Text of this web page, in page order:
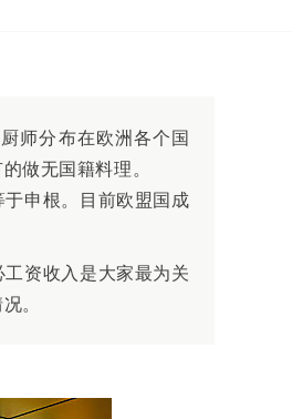
师分布在欧洲各个国
做无国籍料理。
申根。目前欧盟国成
资收入是大家最为关
。